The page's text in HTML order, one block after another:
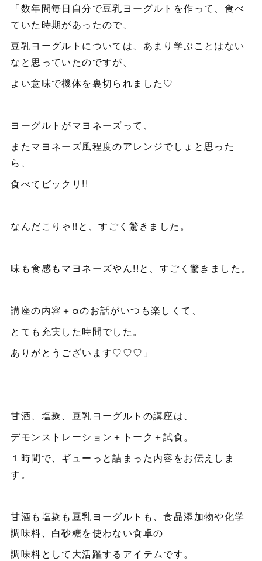
「数年間毎日自分で豆乳ヨーグルトを作って、食べ
ていた時期があったので、
豆乳ヨーグルトについては、あまり学ぶことはない
なと思っていたのですが、
よい意味で機体を裏切られました♡
ヨーグルトがマヨネーズって、
またマヨネーズ風程度のアレンジでしょと思った
ら、
食べてビックリ!!
なんだこりゃ!!と、すごく驚きました。
味も食感もマヨネーズやん!!と、すごく驚きました。
講座の内容＋αのお話がいつも楽しくて、
とても充実した時間でした。
ありがとうございます♡♡♡」
甘酒、塩麹、豆乳ヨーグルトの講座は、
デモンストレーション＋トーク＋試食。
１時間で、ギューっと詰まった内容をお伝えしま
す。
甘酒も塩麹も豆乳ヨーグルトも、食品添加物や化学
調味料、白砂糖を使わない食卓の
調味料として大活躍するアイテムです。